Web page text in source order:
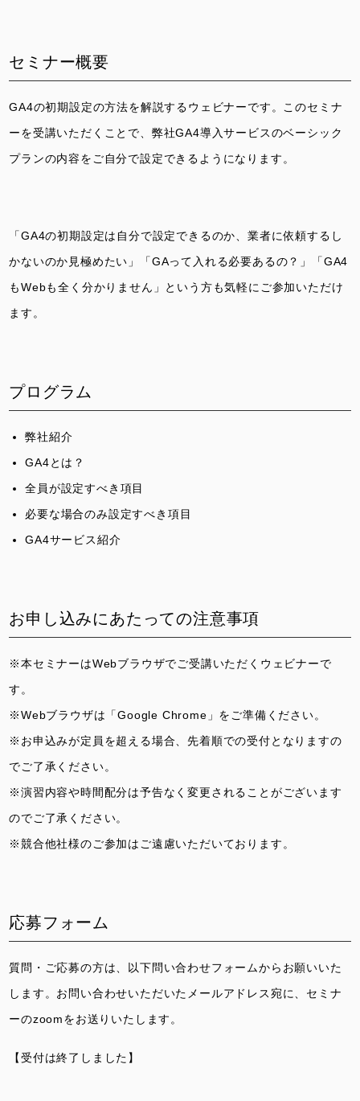
セミナー概要
GA4の初期設定の方法を解説するウェビナーです。
このセミナ
ーを受講いただくことで、弊社GA4導入サービスのベーシック
プランの内容をご自分で設定できるようになります。
「GA4の初期設定は自分で設定できるのか、業者に依頼するし
かないのか見極めたい」「GAって入れる必要あるの？」「GA4
もWebも全く分かりません」という方も気軽にご参加いただけ
ます。
プログラム
弊社紹介
GA4とは？
全員が設定すべき項目
必要な場合のみ設定すべき項目
GA4サービス紹介
お申し込みにあたっての注意事項
※本セミナーはWebブラウザでご受講いただくウェビナーで
す。
※Webブラウザは「Google Chrome」をご準備ください。
※お申込みが定員を超える場合、先着順での受付となりますの
でご了承ください。
※演習内容や時間配分は予告なく変更されることがございます
のでご了承ください。
※競合他社様のご参加はご遠慮いただいております。
応募フォーム
質問・ご応募の方は、以下問い合わせフォームからお願いいた
します。お問い合わせいただいたメールアドレス宛に、セミナ
ーのzoomをお送りいたします。
【受付は終了しました】